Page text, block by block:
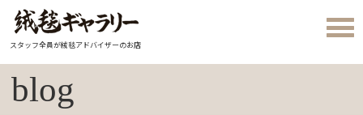
スタッフ全員が絨毯アドバイザーのお店
blog